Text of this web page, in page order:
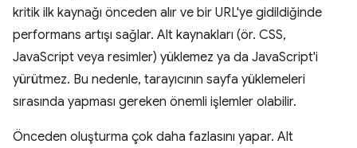
kritik ilk kaynağı önceden alır ve bir URL'ye gidildiğinde
performans artışı sağlar. Alt kaynakları (ör. CSS,
JavaScript veya resimler) yüklemez ya da JavaScript'i
yürütmez. Bu nedenle, tarayıcının sayfa yüklemeleri
sırasında yapması gereken önemli işlemler olabilir.
Önceden oluşturma çok daha fazlasını yapar. Alt